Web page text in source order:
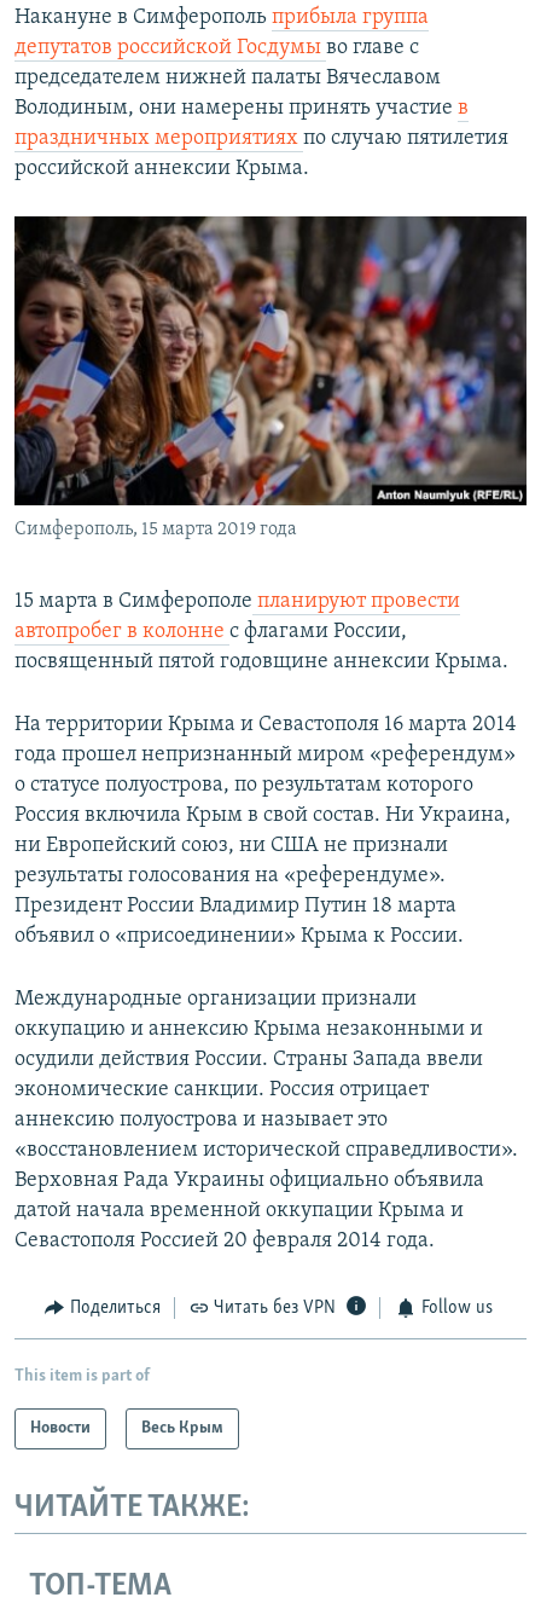
Накануне в Симферополь прибыла группа
депутатов российской Госдумы во главе с
председателем нижней палаты Вячеславом
Володиным, они намерены принять участие в
праздничных мероприятиях по случаю пятилетия
российской аннексии Крыма.
Симферополь, 15 марта 2019 года
15 марта в Симферополе планируют провести
автопробег в колонне с флагами России,
посвященный пятой годовщине аннексии Крыма.
На территории Крыма и Севастополя 16 марта 2014
года прошел непризнанный миром «референдум»
о статусе полуострова, по результатам которого
Россия включила Крым в свой состав. Ни Украина,
ни Европейский союз, ни США не признали
результаты голосования на «референдуме».
Президент России Владимир Путин 18 марта
объявил о «присоединении» Крыма к России.
Международные организации признали
оккупацию и аннексию Крыма незаконными и
осудили действия России. Страны Запада ввели
экономические санкции. Россия отрицает
аннексию полуострова и называет это
«восстановлением исторической справедливости».
Верховная Рада Украины официально объявила
датой начала временной оккупации Крыма и
Севастополя Россией 20 февраля 2014 года.
Поделиться Читать без VPN Follow us
This item is part of
Новости Весь Крым
ЧИТАЙТЕ ТАКЖЕ:
ТОП-ТЕМА